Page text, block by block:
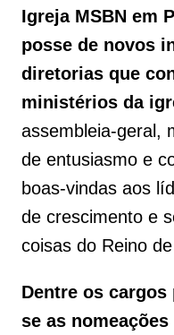
Igreja MSBN em
posse de novos
diretorias que
ministérios da
assembleia-geral,
de entusiasmo e
boas-vindas aos
de crescimento e
coisas do Reino
Dentre os cargos
se as